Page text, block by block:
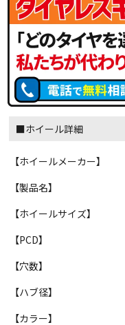
■ホイール詳細
【ホイールメーカー】
【製品名】
【ホイールサイズ】
【PCD】
【穴数】
【ハブ径】
【カラー】